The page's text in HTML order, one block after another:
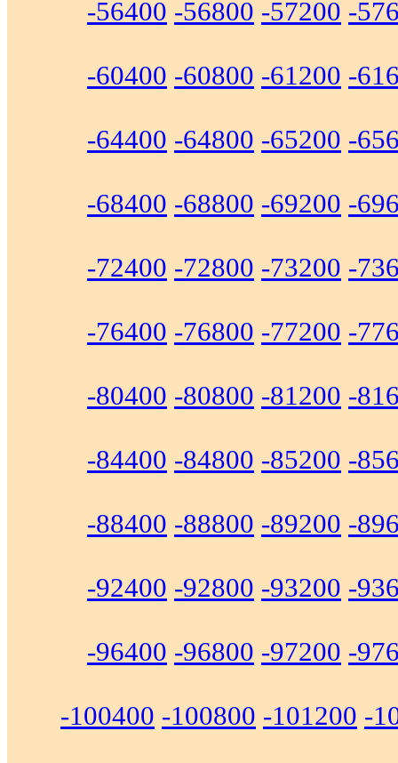
-56400 -56800 -57200 -
-60400 -60800 -61200 -
-64400 -64800 -65200 -
-68400 -68800 -69200 -
-72400 -72800 -73200 -
-76400 -76800 -77200 -
-80400 -80800 -81200 -
-84400 -84800 -85200 -
-88400 -88800 -89200 -
-92400 -92800 -93200 -
-96400 -96800 -97200 -
-100400 -100800 -101200 -